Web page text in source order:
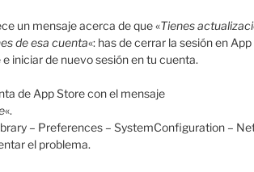
un mensaje acerca de que «Tienes
de esa cuenta«: has de cerrar la sesión en
iniciar de nuevo sesión en tu cuenta.
de App Store con el mensaje
«.
– Preferences – SystemConfiguration –
el problema.